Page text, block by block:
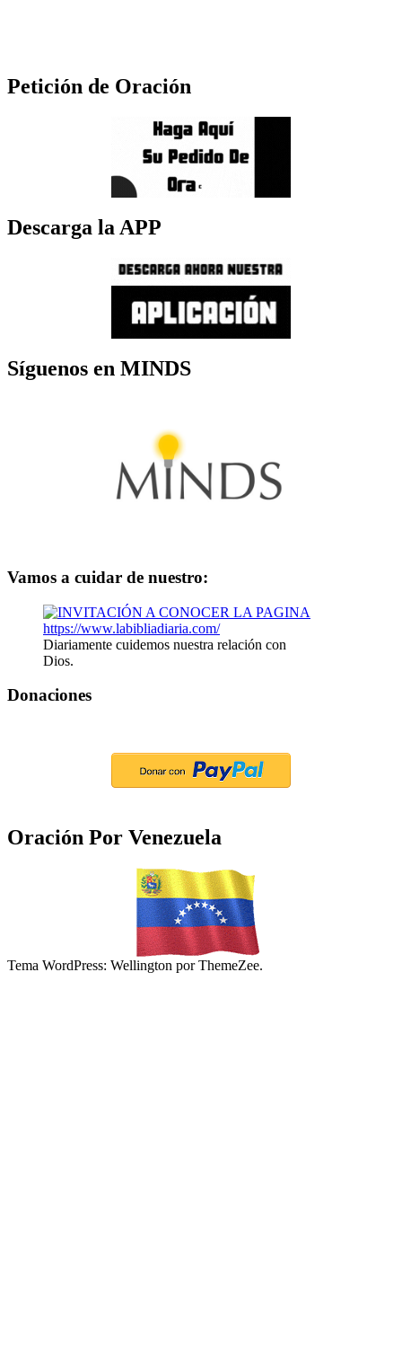
Petición de Oración
Descarga la APP
Síguenos en MINDS
Vamos a cuidar de nuestro:
Diariamente cuidemos nuestra relación con
Dios.
Donaciones
Oración Por Venezuela
Tema WordPress: Wellington por ThemeZee.